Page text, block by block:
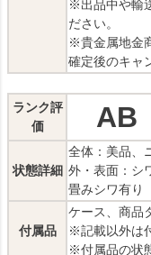
※出品中や輸
ださい。
※貴金属地金
確定後のキャ
ランク評
価
AB
状態詳細
全体：美品、
外・表面：シ
畳みシワ有り
付属品
ケース、商品
※記載以外は
※付属品の状